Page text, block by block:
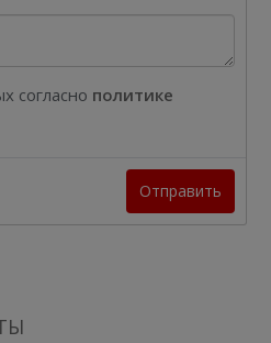
согласно политике
Отправить